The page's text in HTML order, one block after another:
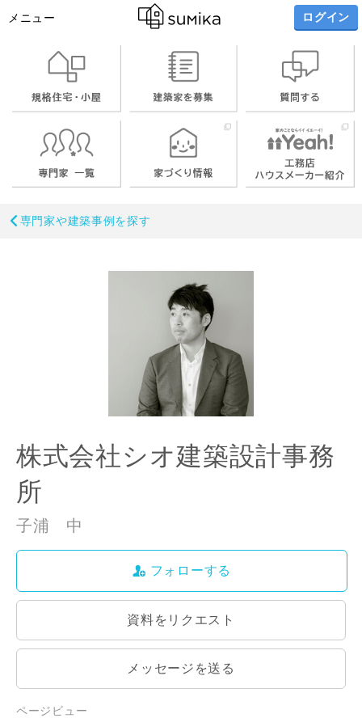
メニュー ログイン
専門家や建築事例を探す
株式会社シオ建築設計事務
所
子浦 中
フォローする
資料をリクエスト
メッセージを送る
ページビュー